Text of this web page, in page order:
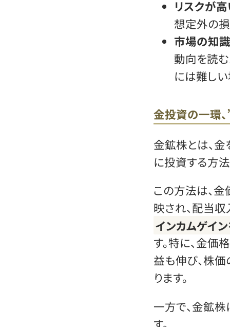
リスクが
想定外の
市場の知
動向を読
には難し
金投資の一環
金鉱株とは、
に投資する方法
この方法は、
映され、配当収
インカムゲイ
す。特に、金
益も伸び、株
ります。
一方で、金鉱
す。